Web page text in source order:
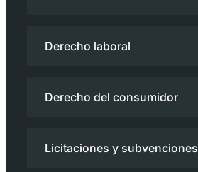
Derecho laboral
Derecho del consumidor
Licitaciones y subvenciones